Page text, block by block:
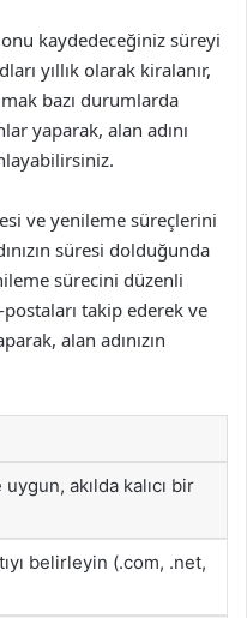
onu kaydedeceğiniz süreyi
yıllık olarak kiralanır,
bazı durumlarda
yaparak, alan adını
ve yenileme süreçlerini
süresi dolduğunda
sürecini düzenli
takip ederek ve
alan adınızın
akılda kalıcı bir
belirleyin (.com, .net,